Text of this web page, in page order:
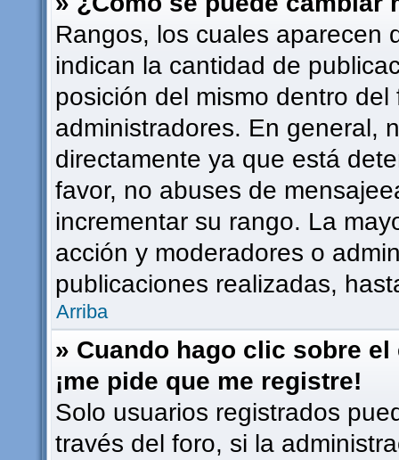
Rangos, los cuales aparecen
indican la cantidad de
posición del mismo dentro
administradores. En general,
directamente ya que está
favor, no abuses de
incrementar su rango. La
acción y moderadores o
publicaciones realizadas,
Arriba
» Cuando hago clic sobre
¡me pide que me registre!
Solo usuarios registrados
través del foro, si la